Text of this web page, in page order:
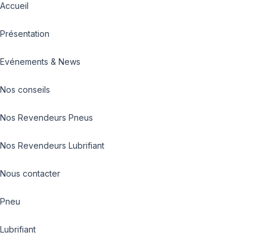
Accueil
Présentation
Evénements & News
Nos conseils
Nos Revendeurs Pneus
Nos Revendeurs Lubrifiant
Nous contacter
Pneu
Lubrifiant